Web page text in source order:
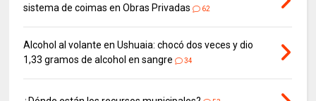
sistema de coimas en Obras Privadas
62
Alcohol al volante en Ushuaia: chocó dos veces y dio
1,33 gramos de alcohol en sangre
34